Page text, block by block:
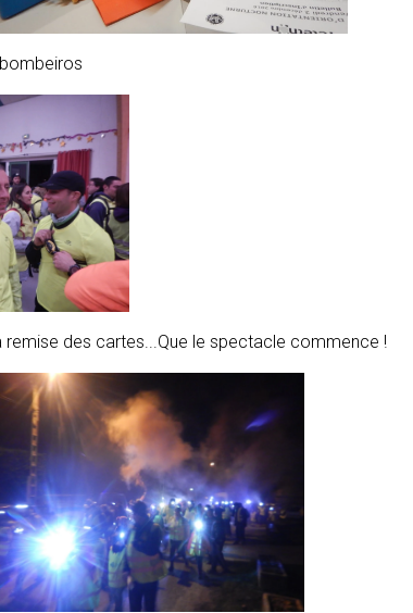
des cartes...Que le spectacle commence !